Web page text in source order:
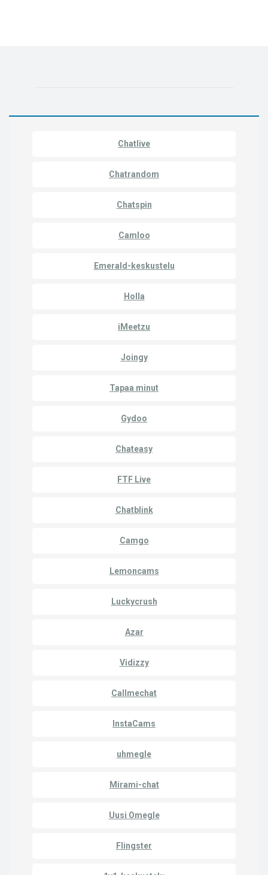
Chatlive
Chatrandom
Chatspin
Camloo
Emerald-keskustelu
Holla
iMeetzu
Joingy
Tapaa minut
Gydoo
Chateasy
FTF Live
Chatblink
Camgo
Lemoncams
Luckycrush
Azar
Vidizzy
Callmechat
InstaCams
uhmegle
Mirami-chat
Uusi Omegle
Flingster